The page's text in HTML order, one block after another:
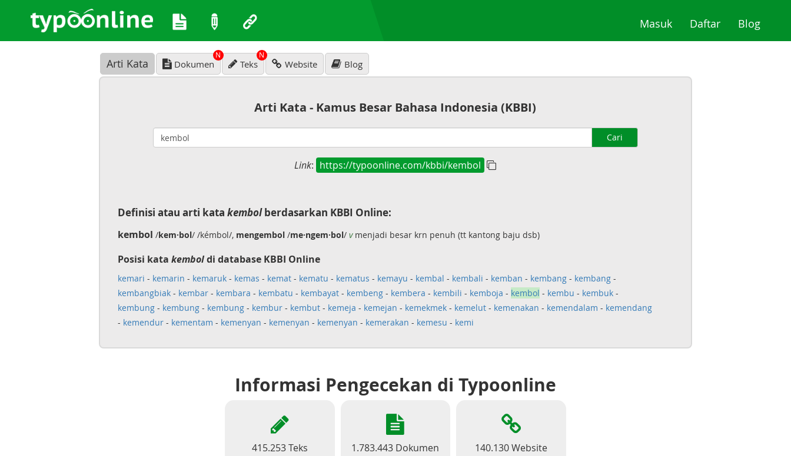
Masuk(current)
Daftar(current)
Blog
Arti Kata Dokumen
N
Teks
N
Website Blog
Arti Kata - Kamus Besar Bahasa Indonesia (KBBI)
Cari
Link: https://typoonline.com/kbbi/kembol
Definisi atau arti kata kembolberdasarkan KBBI Online:
kembol /kem·bol/ /kémbol/, mengembol/me·ngem·bol/ vmenjadi besar krn penuh (tt kantong baju dsb)
Posisi kata kemboldi database KBBI Online
kemari - kemarin - kemaruk- kemas - kemat- kematu - kematus - kemayu - kembal - kembali - kemban - kembang- kembang-
kembangbiak- kembar- kembara - kembatu - kembayat- kembeng- kembera - kembili - kemboja - kembol - kembu - kembuk-
kembung- kembung- kembung- kembur- kembut- kemeja - kemejan - kemekmek- kemelut- kemenakan - kemendalam - kemendang
- kemendur- kementam - kemenyan - kemenyan - kemenyan - kemerakan - kemesu - kemi
Informasi Pengecekan di Typoonline
415.253 Teks 1.783.443 Dokumen 140.130 Website